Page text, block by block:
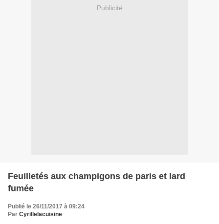
Publicité
Feuilletés aux champigons de paris et lard
fumée
Publié le 26/11/2017 à 09:24
Par Cyrillelacuisine